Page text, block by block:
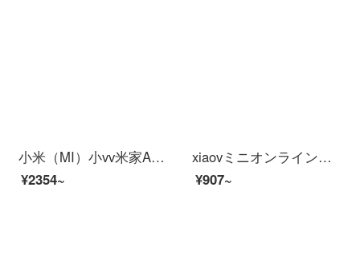
小米（MI）小vv米家APPビディオカーメンテリングアロン360°云台スピンビオラ家庭用赤外線夜間テレビワイヤレスタネト停電防止カメラ2 K防水スティン米家xiaovア雲台+128 Gカード
¥2354~
xiaovミニオンラインオンラインオンラインショッピングモール【V 380款】+32 Gメモアカードド
¥907~